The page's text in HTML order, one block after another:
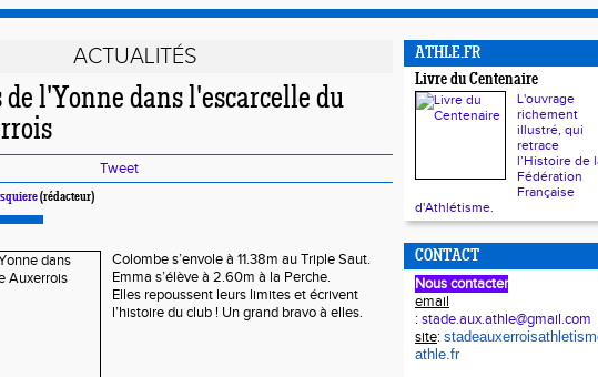
ACTUALITÉS
de l'Yonne dans l'escarcelle du
Tweet
(rédacteur)
Colombe s’envole à 11.38m au Triple Saut.
Emma s’élève à 2.60m à la Perche.
Elles repoussent leurs limites et écrivent
l’histoire du club ! Un grand bravo à elles.
ATHLE.FR
Livre du Centenaire
L'ouvrage
richement
illustré, qui
retrace
l’Histoire de
Fédération
Française
d'Athlétisme.
CONTACT
Nous contacter
email
: stade.aux.athle@gmail.com
site:
athle.fr